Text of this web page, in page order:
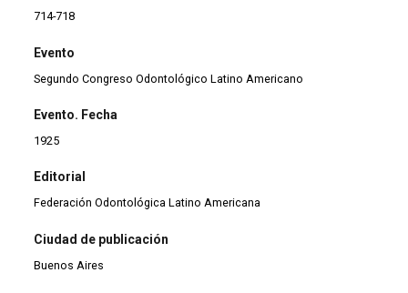
714-718
Evento
Segundo Congreso Odontológico Latino Americano
Evento. Fecha
1925
Editorial
Federación Odontológica Latino Americana
Ciudad de publicación
Buenos Aires